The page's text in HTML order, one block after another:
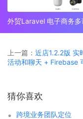
外贸Laravel 电子商务
上一篇： 近店1.2.2版 实
活动和聊天 + Firebase
猜你喜欢
跨境业务团队定位